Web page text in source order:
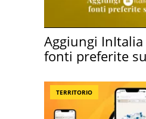
Aggiungi
fonti preferite
TERRITORIO